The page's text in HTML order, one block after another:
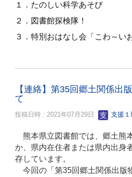
１．たのしい科学あそび
２．図書館探検隊！
３．特別おはなし会「こわ～い
【連絡】第35回郷土関係出
て
投稿日時 : 2021年07月29日 支援１
熊本県立図書館では、郷土熊
か、県内在住者または県内出身
存しています。
今回の「第35回郷土関係出版